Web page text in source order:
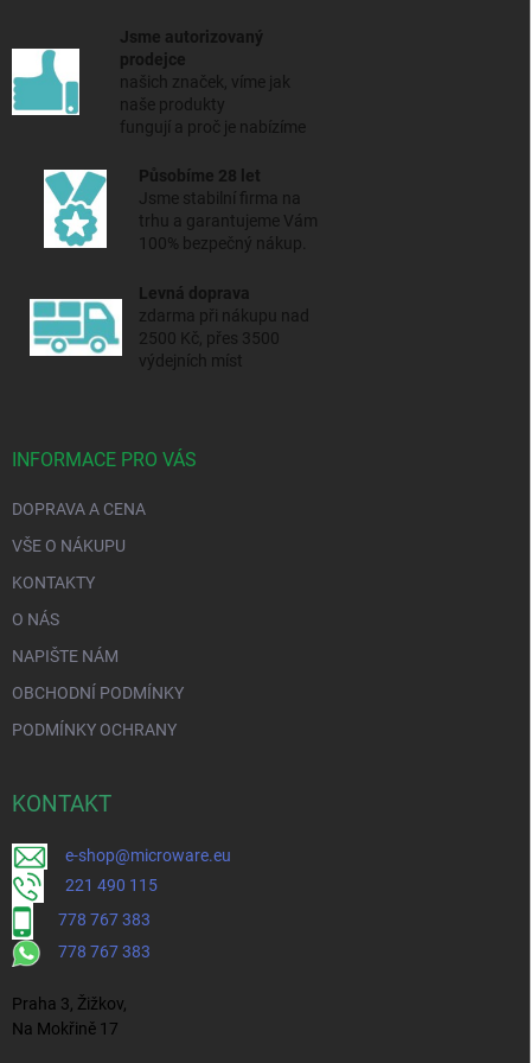
Jsme autorizovaný
prodejce
našich značek, víme jak
naše produkty
fungují a proč je nabízíme
Působíme 28 let
Jsme stabilní firma na
trhu a garantujeme Vám
100% bezpečný nákup.
Levná doprava
zdarma při nákupu nad
2500 Kč, přes 3500
výdejních míst
INFORMACE PRO VÁS
DOPRAVA A CENA
VŠE O NÁKUPU
KONTAKTY
O NÁS
NAPIŠTE NÁM
OBCHODNÍ PODMÍNKY
PODMÍNKY OCHRANY
KONTAKT
e-shop@microware.eu
221 490 115
778 767 383
778 767 383
Praha 3, Žižkov,
Na Mokřině 17